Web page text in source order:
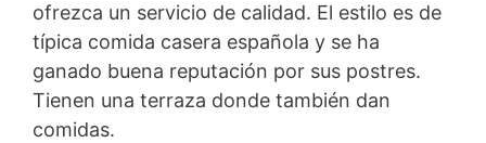
ofrezca un servicio de calidad. El estilo es de
típica comida casera española y se ha
ganado buena reputación por sus postres.
Tienen una terraza donde también dan
comidas.